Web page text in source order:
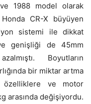
1988 model olarak
CR-X büyüyen
sistemi ile dikkat
genişliği de 45mm
Boyutların
bir miktar artma
özelliklere ve motor
arasında değişiyordu.